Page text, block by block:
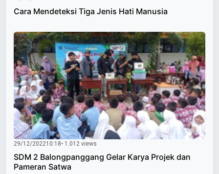
Cara Mendeteksi Tiga Jenis Hati Manusia
29/12/202210:18• 1.012 views
SDM 2 Balongpanggang Gelar Karya Projek dan
Pameran Satwa